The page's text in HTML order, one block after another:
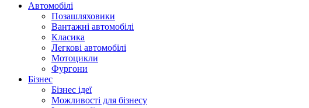
Автомобілі
Позашляховики
Вантажні автомобілі
Класика
Легкові автомобілі
Мотоцикли
Фургони
Бізнес
Бізнес ідеї
Можливості для бізнесу